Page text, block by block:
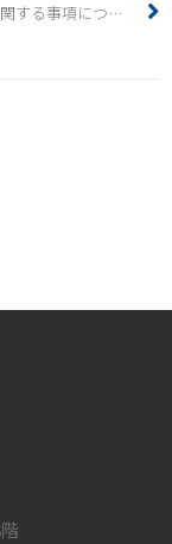
支配株主等に関する事項について